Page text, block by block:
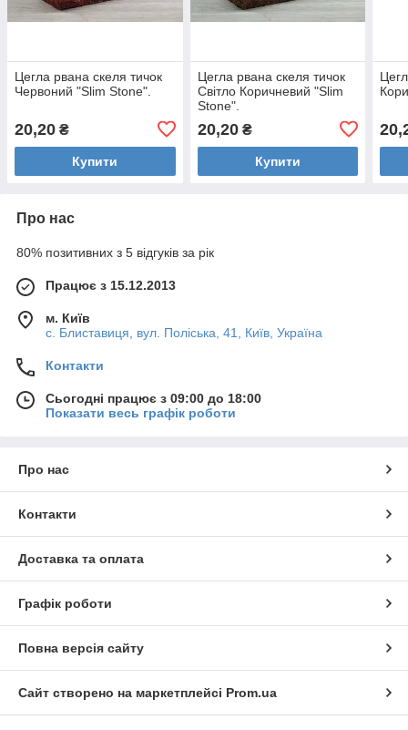
Цегла рвана скеля тичок
Червоний "Slim Stone".
20,20 ₴
Купити
Цегла рвана скеля тичок
Світло Коричневий "Slim
Stone".
20,20₴
Купити
Про нас
80% позитивних з 5 відгуків за рік
Працює з 15.12.2013
м. Київ
с. Блиставиця, вул. Поліська, 41, Київ, Україна
Контакти
Сьогодні працює з 09:00 до 18:00
Показати весь графік роботи
Про нас
Контакти
Доставка та оплата
Графік роботи
Повна версія сайту
Сайт створено на маркетплейсі Prom.ua